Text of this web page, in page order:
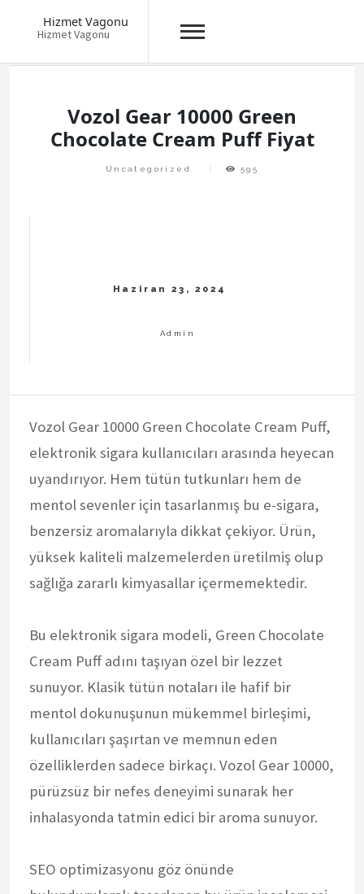
Hizmet Vagonu
Hizmet Vagonu
Vozol Gear 10000 Green
Chocolate Cream Puff Fiyat
Uncategorized 595
Vozol Gear 10000 Green Chocolate Cream Puff,
elektronik sigara kullanıcıları arasında heyecan
uyandırıyor. Hem tütün tutkunları hem de
mentol sevenler için tasarlanmış bu e-sigara,
benzersiz aromalarıyla dikkat çekiyor. Ürün,
yüksek kaliteli malzemelerden üretilmiş olup
sağlığa zararlı kimyasallar içermemektedir.
Bu elektronik sigara modeli, Green Chocolate
Cream Puff adını taşıyan özel bir lezzet
sunuyor. Klasik tütün notaları ile hafif bir
mentol dokunuşunun mükemmel birleşimi,
kullanıcıları şaşırtan ve memnun eden
özelliklerden sadece birkaçı. Vozol Gear 10000,
pürüzsüz bir nefes deneyimi sunarak her
inhalasyonda tatmin edici bir aroma sunuyor.
SEO optimizasyonu göz önünde